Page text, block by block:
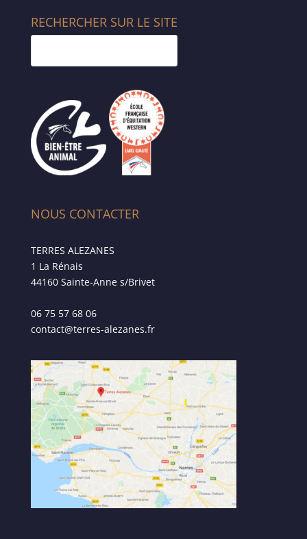
RECHERCHER SUR LE SITE
NOUS CONTACTER
TERRES ALEZANES
1 La Rénais
44160 Sainte-Anne s/Brivet
06 75 57 68 06
contact@terres-alezanes.fr